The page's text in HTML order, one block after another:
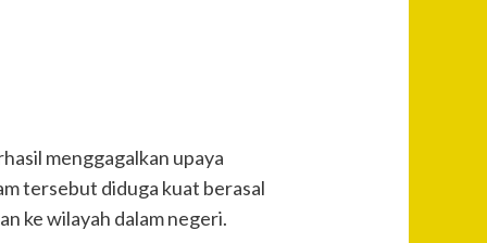
menggagalkan upaya
tersebut diduga kuat berasal
ke wilayah dalam negeri.